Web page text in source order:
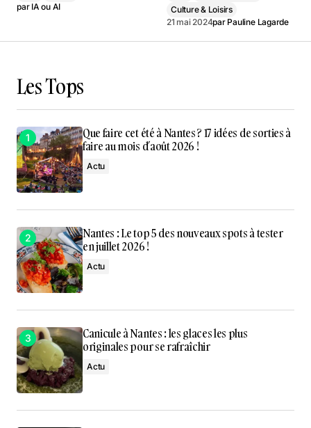
par IA ou AI
Culture & Loisirs
21 mai 2024par Pauline Lagarde
Les Tops
Que faire cet été à Nantes ? 17 idées de sorties à
faire au mois d’août 2026 !
Actu
Nantes : Le top 5 des nouveaux spots à tester
en juillet 2026 !
Actu
Canicule à Nantes : les glaces les plus
originales pour se rafraîchir
Actu